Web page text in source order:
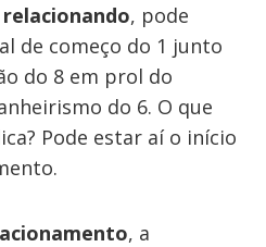
, pode
de começo do 1 junto
do 8 em prol do
do 6. O que
Pode estar aí o início
, a